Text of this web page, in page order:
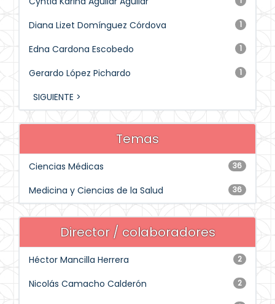
1
Diana Lizet Domínguez Córdova
1
Edna Cardona Escobedo
1
Gerardo López Pichardo
SIGUIENTE >
Temas
36
Ciencias Médicas
36
Medicina y Ciencias de la Salud
Director / colaboradores
2
Héctor Mancilla Herrera
2
Nicolás Camacho Calderón